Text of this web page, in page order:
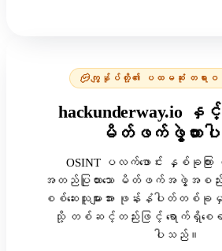
ကျွန်ုပ်တို့၏ ပထမဆုံး တရာ
hackunderway.io နှ
မိတ်ဖက်ဖွဲ့ထားပ
OSINT ပလက်ဖောင်း နှစ်ခုကြား
အတည်ပြုထားသော မိတ်ဖက်အဖွဲ့အစည်
စစ်ဆေးသူများအား ဖုန်းနံပါတ်တစ်ခု
သို့ တစ်ဆင့်တည်းဖြင့် ရောက်ရှိစေရ
ပါသည်။